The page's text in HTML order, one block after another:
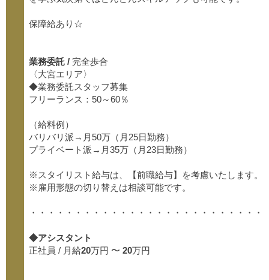
保障給あり☆
業務委託 / 完全歩合
〈大宮エリア〉
◆業務委託スタッフ募集
フリーランス：50～60％
（給料例）
バリバリ派→月50万（月25日勤務）
プライベート派→月35万（月23日勤務）
※スタイリスト給与は、【前職給与】を考慮いたします。
※雇用形態の切り替えは相談可能です。
・・・・・・・・・・・・・・・・・・・・・・・・・・
◆アシスタント
正社員 / 月給20万円 〜20万円